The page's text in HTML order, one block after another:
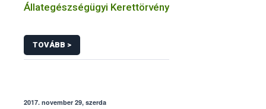
Állategészségügyi Kerettörvény
TOVÁBB >
2017. november 29, szerda